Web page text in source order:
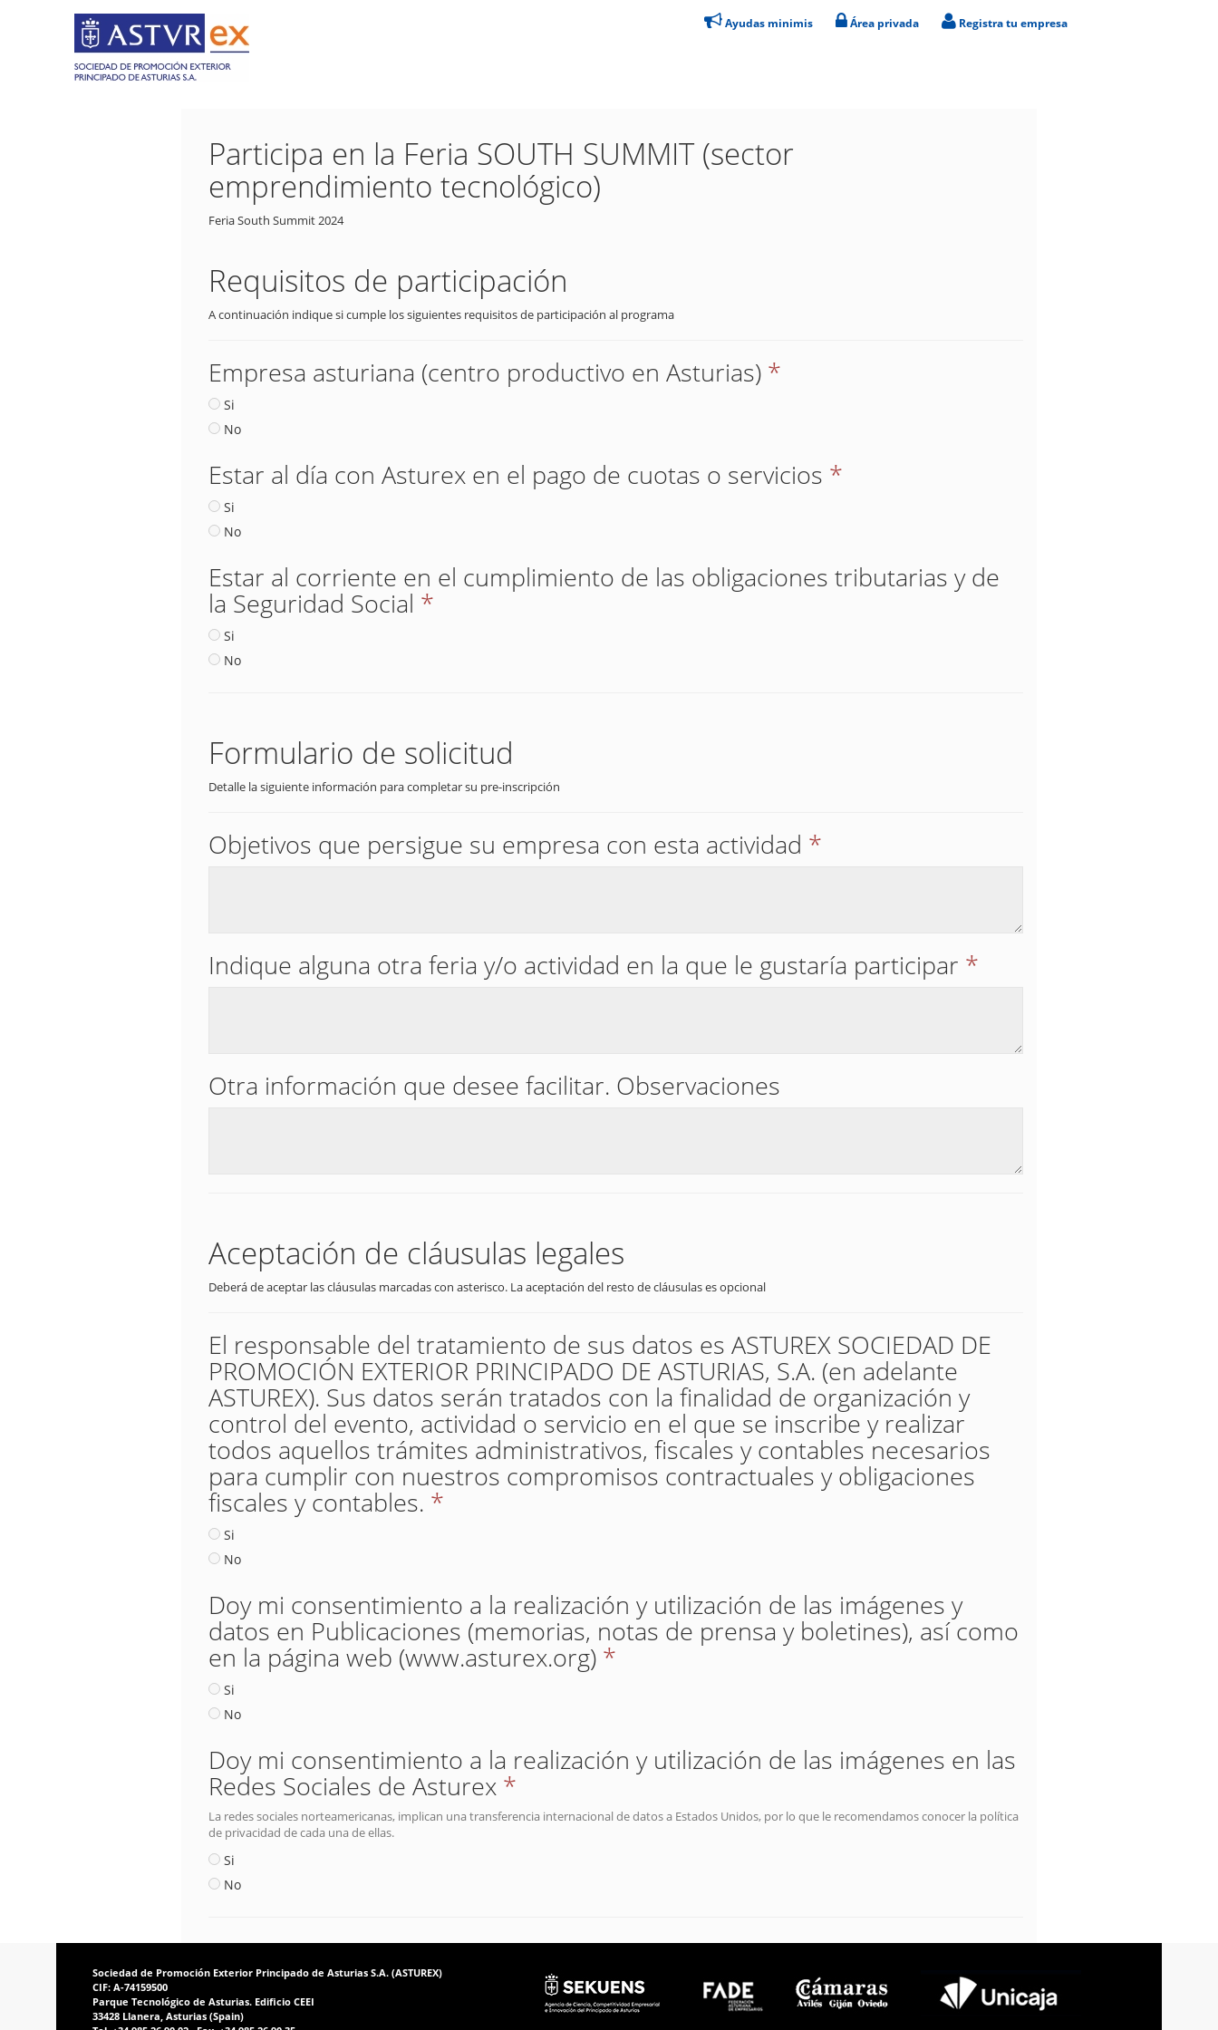
Registra tu empresa
Área privada
Ayudas minimis
Participa en la Feria SOUTH SUMMIT (sector
emprendimiento tecnológico)
Feria South Summit 2024
Requisitos de participación
A continuación indique si cumple los siguientes requisitos de participación al programa
Empresa asturiana (centro productivo en Asturias) *
Si
No
Estar al día con Asturex en el pago de cuotas o servicios *
Si
No
Estar al corriente en el cumplimiento de las obligaciones tributarias y de
la Seguridad Social *
Si
No
Formulario de solicitud
Detalle la siguiente información para completar su pre-inscripción
Objetivos que persigue su empresa con esta actividad *
Indique alguna otra feria y/o actividad en la que le gustaría participar *
Otra información que desee facilitar. Observaciones
Aceptación de cláusulas legales
Deberá de aceptar las cláusulas marcadas con asterisco. La aceptación del resto de cláusulas es opcional
El responsable del tratamiento de sus datos es ASTUREX SOCIEDAD DE
PROMOCIÓN EXTERIOR PRINCIPADO DE ASTURIAS, S.A. (en adelante
ASTUREX). Sus datos serán tratados con la finalidad de organización y
control del evento, actividad o servicio en el que se inscribe y realizar
todos aquellos trámites administrativos, fiscales y contables necesarios
para cumplir con nuestros compromisos contractuales y obligaciones
fiscales y contables. *
Si
No
Doy mi consentimiento a la realización y utilización de las imágenes y
datos en Publicaciones (memorias, notas de prensa y boletines), así como
en la página web (www.asturex.org) *
Si
No
Doy mi consentimiento a la realización y utilización de las imágenes en las
Redes Sociales de Asturex *
La redes sociales norteamericanas, implican una transferencia internacional de datos a Estados Unidos, por lo que le recomendamos conocer la política
de privacidad de cada una de ellas.
Si
No
Sociedad de Promoción Exterior Principado de Asturias S.A. (ASTUREX)
CIF: A-74159500
Parque Tecnológico de Asturias. Edificio CEEI
33428 Llanera, Asturias (Spain)